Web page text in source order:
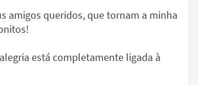
amigos queridos, que tornam a minha
está completamente ligada à